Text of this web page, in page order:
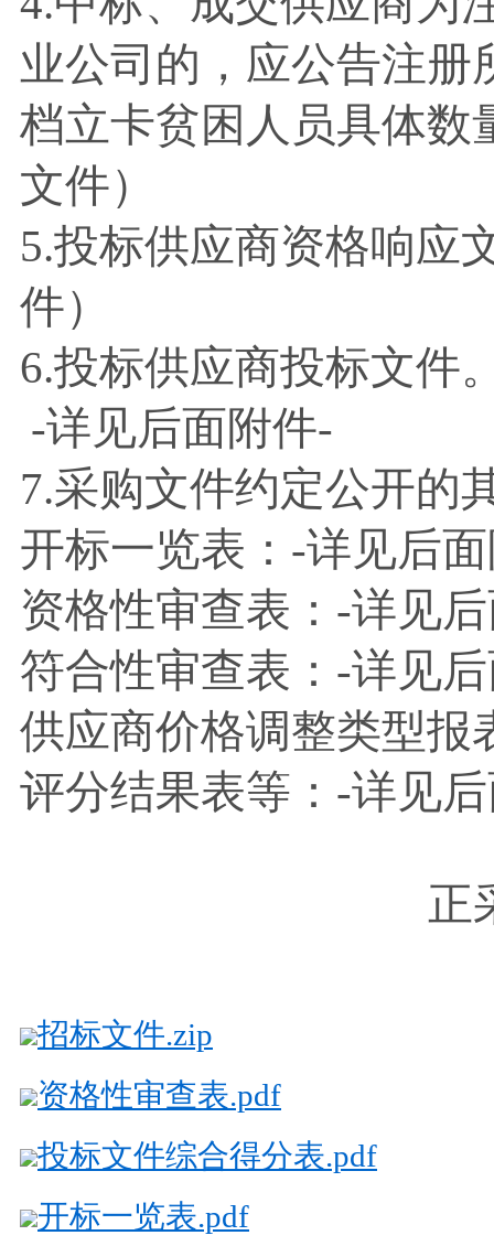
业公司的，应公告注册
档立卡贫困人员具体数
文件）
5.投标供应商资格响应
件）
6.投标供应商投标文
-详见后面附件-
7.采购文件约定公开
开标一览表： -详见后
资格性审查表： -详见
符合性审查表： -详见
供应商价格调整类型报
评分结果表等： -详见
正
招标文件.zip
资格性审查表.pdf
投标文件综合得分表.pdf
开标一览表.pdf